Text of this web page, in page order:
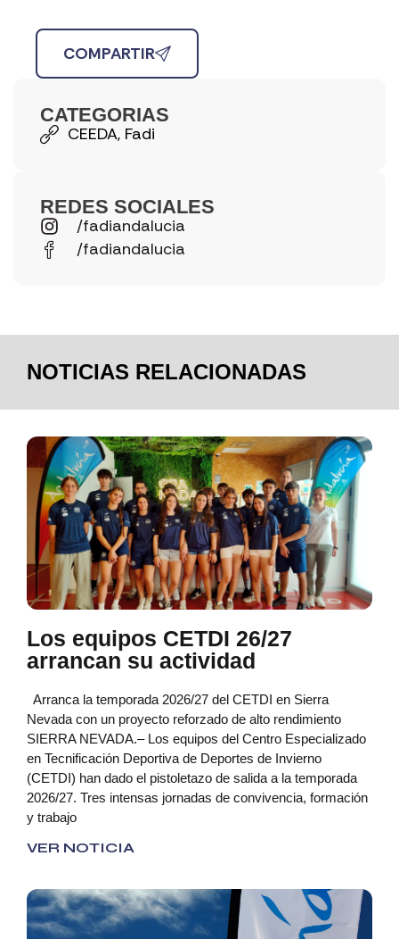
COMPARTIR
CATEGORIAS
CEEDA, Fadi
REDES SOCIALES
/fadiandalucia
/fadiandalucia
NOTICIAS RELACIONADAS
Los equipos CETDI 26/27
arrancan su actividad
Arranca la temporada 2026/27 del CETDI en Sierra
Nevada con un proyecto reforzado de alto rendimiento
SIERRA NEVADA.– Los equipos del Centro Especializado
en Tecnificación Deportiva de Deportes de Invierno
(CETDI) han dado el pistoletazo de salida a la temporada
2026/27. Tres intensas jornadas de convivencia, formación
y trabajo
VER NOTICIA